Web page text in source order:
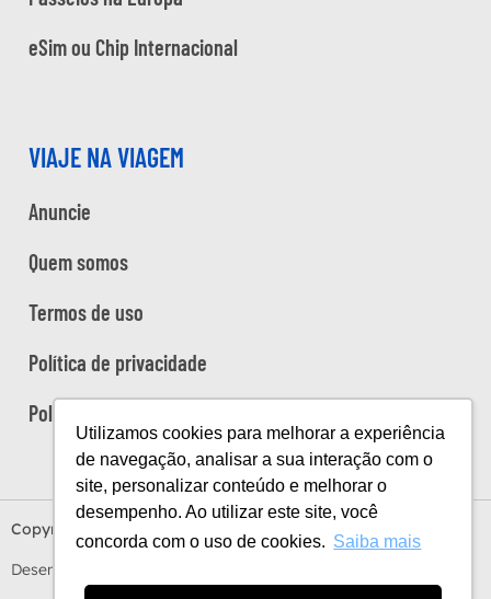
Utilizamos cookies para melhorar a experiência
de navegação, analisar a sua interação com o
site, personalizar conteúdo e melhorar o
desempenho. Ao utilizar este site, você
concorda com o uso de cookies. Saiba mais
eSim ou Chip Internacional
VIAJE NA VIAGEM
Anuncie
Quem somos
Termos de uso
Política de privacidade
Política de cookies
Copyright Viaje na Viagem © 2026
Desenvolvido por